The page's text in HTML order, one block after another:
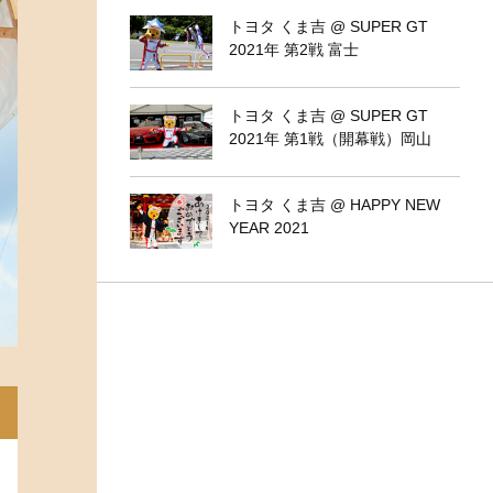
トヨタ くま吉 @ SUPER GT
2021年 第2戦 富士
トヨタ くま吉 @ SUPER GT
2021年 第1戦（開幕戦）岡山
トヨタ くま吉 @ HAPPY NEW
YEAR 2021